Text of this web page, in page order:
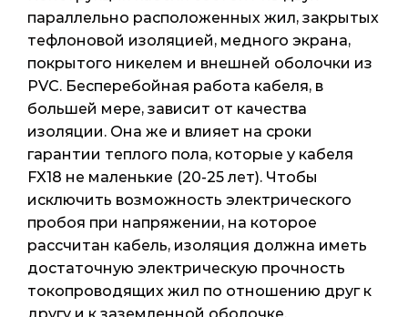
параллельно расположенных жил, закрытых
тефлоновой изоляцией, медного экрана,
покрытого никелем и внешней оболочки из
PVC. Бесперебойная работа кабеля, в
большей мере, зависит от качества
изоляции. Она же и влияет на сроки
гарантии теплого пола, которые у кабеля
FX18 не маленькие (20-25 лет). Чтобы
исключить возможность электрического
пробоя при напряжении, на которое
рассчитан кабель, изоляция должна иметь
достаточную электрическую прочность
токопроводящих жил по отношению друг к